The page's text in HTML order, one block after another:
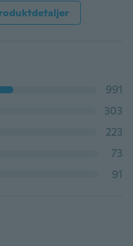
991
303
223
73
91